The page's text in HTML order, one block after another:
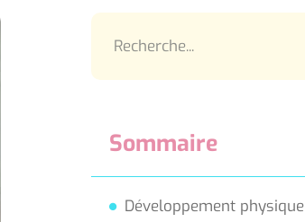
Sommaire
Développement physique